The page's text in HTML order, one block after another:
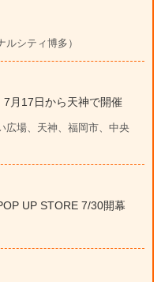
シティ博多）
月17日から天神で開催
広場、天神、福岡市、中央
UP STORE 7/30開幕